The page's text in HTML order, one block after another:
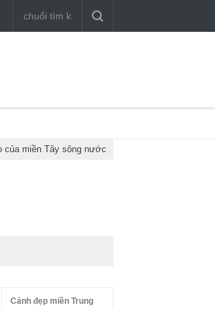
của miền Tây sông nước
Cảnh đẹp miền Trung